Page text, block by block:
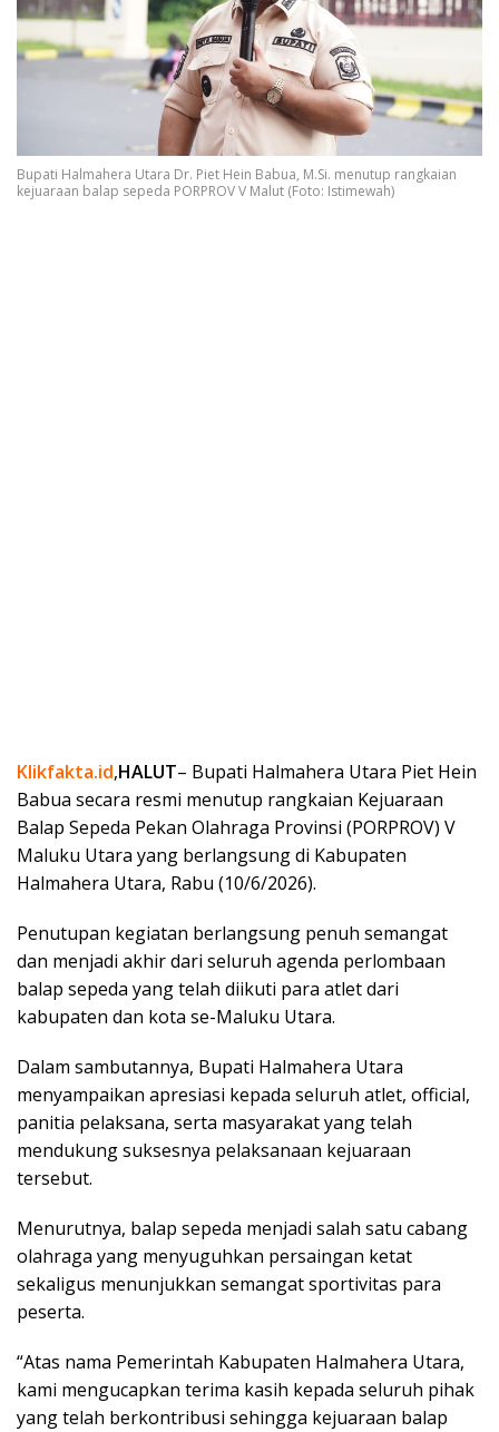
Bupati Halmahera Utara Dr. Piet Hein Babua, M.Si. menutup rangkaian
kejuaraan balap sepeda PORPROV V Malut (Foto: Istimewah)
Klikfakta.id,HALUT– Bupati Halmahera Utara Piet Hein
Babua secara resmi menutup rangkaian Kejuaraan
Balap Sepeda Pekan Olahraga Provinsi (PORPROV) V
Maluku Utara yang berlangsung di Kabupaten
Halmahera Utara, Rabu (10/6/2026).
Penutupan kegiatan berlangsung penuh semangat
dan menjadi akhir dari seluruh agenda perlombaan
balap sepeda yang telah diikuti para atlet dari
kabupaten dan kota se-Maluku Utara.
Dalam sambutannya, Bupati Halmahera Utara
menyampaikan apresiasi kepada seluruh atlet, official,
panitia pelaksana, serta masyarakat yang telah
mendukung suksesnya pelaksanaan kejuaraan
tersebut.
Menurutnya, balap sepeda menjadi salah satu cabang
olahraga yang menyuguhkan persaingan ketat
sekaligus menunjukkan semangat sportivitas para
peserta.
“Atas nama Pemerintah Kabupaten Halmahera Utara,
kami mengucapkan terima kasih kepada seluruh pihak
yang telah berkontribusi sehingga kejuaraan balap